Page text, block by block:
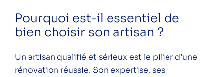
râter !
InstagramLinkedInFacebookYouTube
Pourquoi est-il essentiel de
bien choisir son artisan ?
Un artisan qualifié et sérieux est le pilier d’une
rénovation réussie. Son expertise, ses